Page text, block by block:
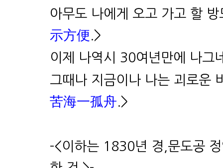
아무도 나에게 오고 가고 할
示方便 .>
이제 나역시 30여년만에 나그
그때나 지금이나 나는 괴로운
苦海一孤舟 >
-<이하는 1830년 경,문도공